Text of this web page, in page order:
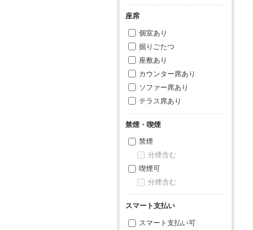
座席
個室あり
掘りごたつ
座敷あり
カウンター席あり
ソファー席あり
テラス席あり
禁煙・喫煙
禁煙
分煙含む
喫煙可
分煙含む
スマート支払い
スマート支払い可